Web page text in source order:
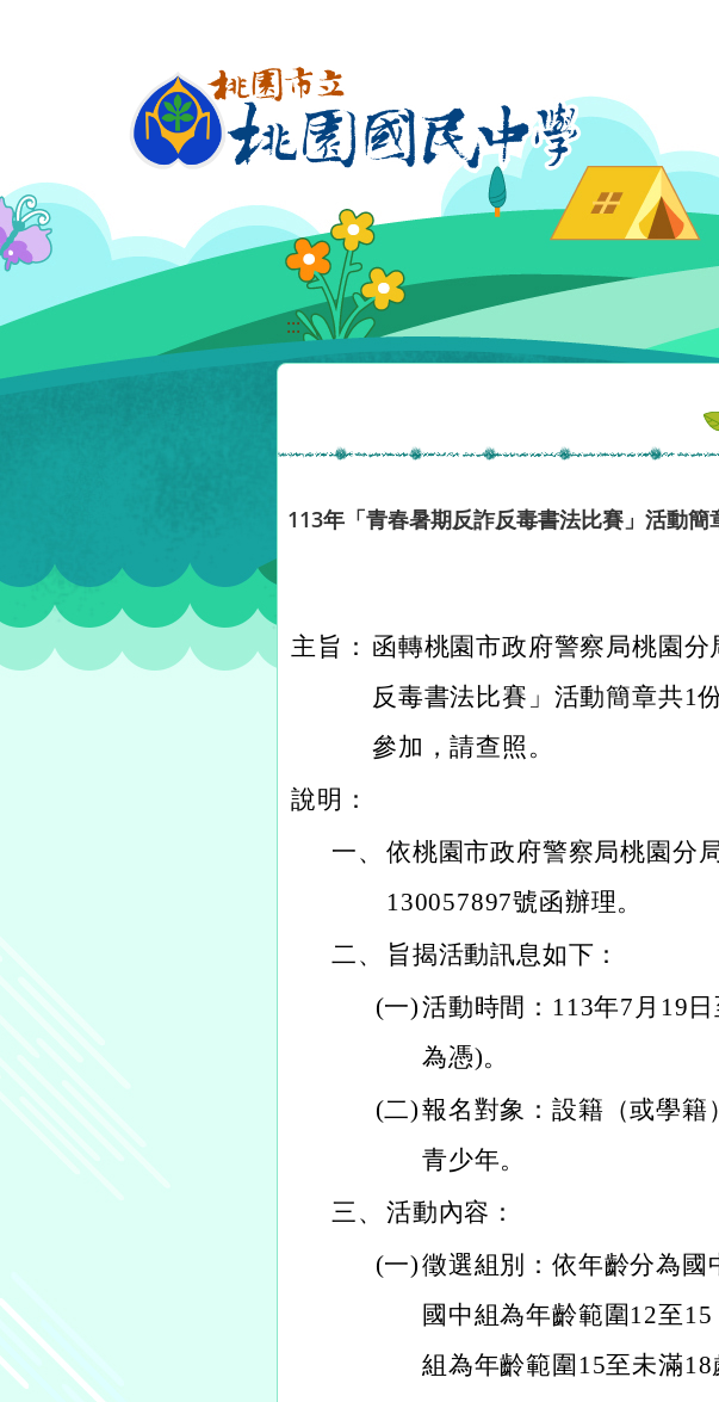
:::
113年「青春暑期反詐反毒書法比賽」活動簡
主旨： 函轉桃園市政府警察局桃園
反毒書法比賽」活動簡章共1
參加，請查照。
說明：
一、 依桃園市政府警察局桃園分
130057897號函辦理。
二、
旨揭活動訊息如下：
(一)活動時間：113年7月19
為憑)。
(二)報名對象：設籍（或學籍
青少年。
三、 活動內容：
(一)徵選組別：依年齡分為國
國中組為年齡範圍12至
組為年齡範圍15至未滿18